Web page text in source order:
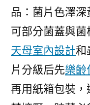
品：菌片色澤深
可部分菌蓋與
天母室內設計和
片分級后先樂齡
再用紙箱包裝